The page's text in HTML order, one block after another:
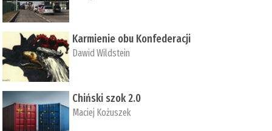
Karmienie obu Konfederacji
Dawid Wildstein
Chiński szok 2.0
Maciej Kożuszek